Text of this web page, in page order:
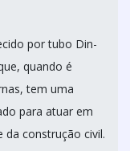
por tubo Din-
quando é
tem uma
para atuar em
da construção civil.